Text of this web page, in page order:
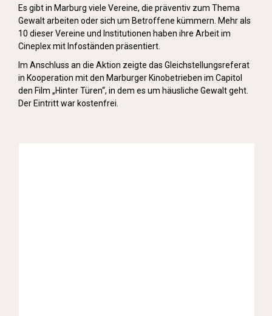
Es gibt in Marburg viele Vereine, die präventiv zum Thema
Gewalt arbeiten oder sich um Betroffene kümmern. Mehr als
10 dieser Vereine und Institutionen haben ihre Arbeit im
Cineplex mit Infoständen präsentiert.
Im Anschluss an die Aktion zeigte das Gleichstellungsreferat
in Kooperation mit den Marburger Kinobetrieben im Capitol
den Film „Hinter Türen“, in dem es um häusliche Gewalt geht.
Der Eintritt war kostenfrei.